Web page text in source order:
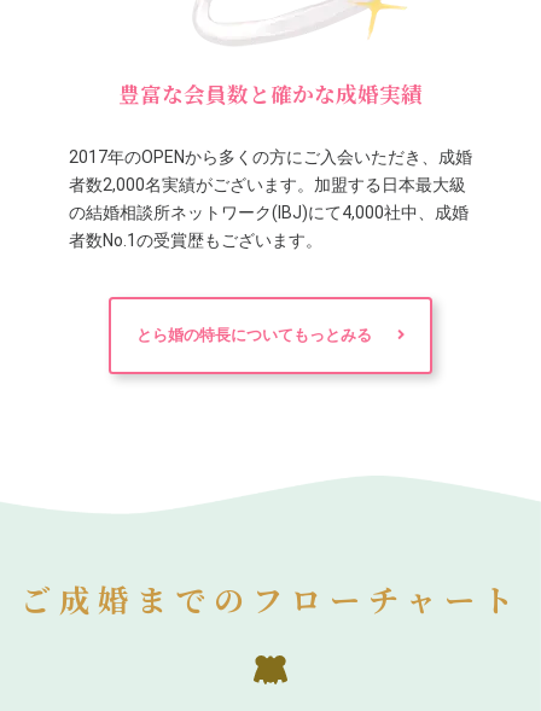
豊富な会員数と確かな成婚実績
2017年のOPENから多くの方にご入会いただき、成婚
者数2,000名実績がございます。加盟する日本最大級
の結婚相談所ネットワーク(IBJ)にて4,000社中、成婚
者数No.1の受賞歴もございます。
とら婚の特長についてもっとみる
ご成婚までのフローチャート